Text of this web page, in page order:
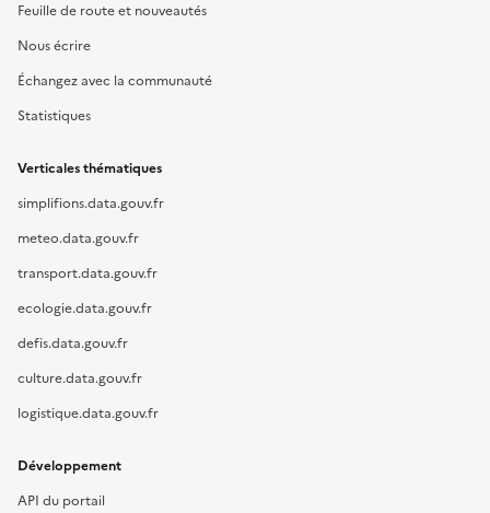
Feuille de route et nouveautés
Nous écrire
Échangez avec la communauté
Statistiques
Verticales thématiques
simplifions.data.gouv.fr
meteo.data.gouv.fr
transport.data.gouv.fr
ecologie.data.gouv.fr
defis.data.gouv.fr
culture.data.gouv.fr
logistique.data.gouv.fr
Développement
API du portail